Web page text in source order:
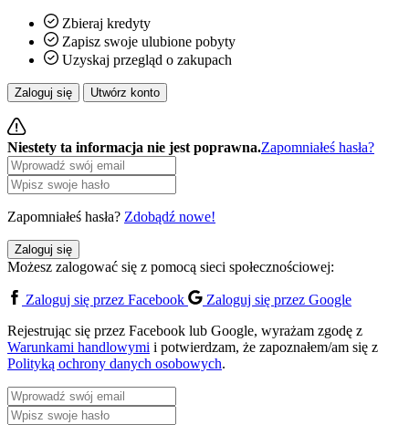
Zbieraj kredyty
Zapisz swoje ulubione pobyty
Uzyskaj przegląd o zakupach
Zaloguj się Utwórz konto
Niestety ta informacja nie jest poprawna.Zapomniałeś hasła?
Zapomniałeś hasła? Zdobądź nowe!
Zaloguj się
Możesz zalogować się z pomocą sieci społecznościowej:
Zaloguj się przez Facebook
Zaloguj się przez Google
Rejestrując się przez Facebook lub Google, wyrażam zgodę z
Warunkami handlowymi i potwierdzam, że zapoznałem/am się z
Polityką ochrony danych osobowych.